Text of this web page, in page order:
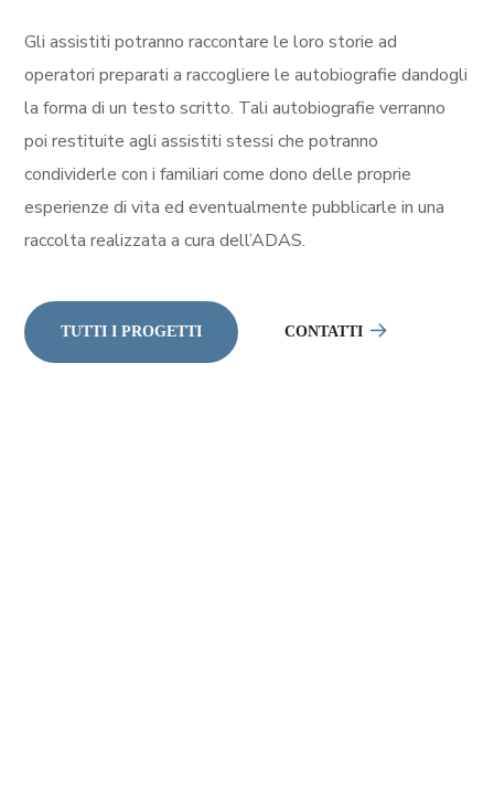
Gli assistiti potranno raccontare le loro storie ad
operatori preparati a raccogliere le autobiografie dandogli
la forma di un testo scritto. Tali autobiografie verranno
poi restituite agli assistiti stessi che potranno
condividerle con i familiari come dono delle proprie
esperienze di vita ed eventualmente pubblicarle in una
raccolta realizzata a cura dell’ADAS.
TUTTI I PROGETTI CONTATTI